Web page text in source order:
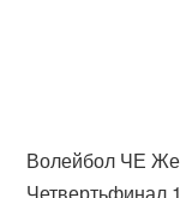
Волейбол ЧЕ